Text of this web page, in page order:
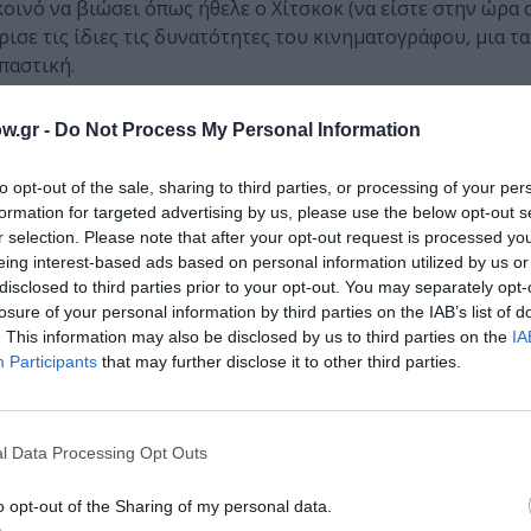
- Do Not Process My Personal Information
opt-out of the sale, sharing to third parties, or processing of your
for targeted advertising by us, please use the below opt-out
selection. Please note that after your opt-out request is processed
interest-based ads based on personal information utilized by us
to third parties prior to your opt-out. You may separately
of your personal information by third parties on the IAB’s list of
This information may also be disclosed by us to third parties on the
Participants that may further disclose it to other third parties.
Data Processing Opt Outs
opt-out of the Sharing of my personal data.
να βιώσει όπως ήθελε ο Χίτσκοκ (να είστε στην ώρα
τις ίδιες τις δυνατότητες του κινηματογράφου, μια
από τον εργοδότη της και εγκαταλείπει εσπευσμένα
φυγή της, αναζητά καταφύγιο σε ένα απομονωμένο
ιδιοκτήτη που ζει εγκλωβισμένος στη νοσηρή σκιά